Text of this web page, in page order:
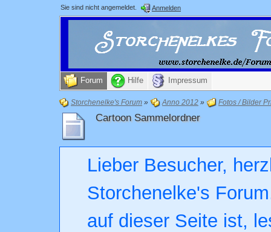
Sie sind nicht angemeldet. Anmelden
Forum Hilfe Impressum
Storchenelke's Forum » Anno 2012 » Fotos / Bilder
Cartoon Sammelordner
Lieber Besucher,
Storchenelke's
auf dieser Seite ist,